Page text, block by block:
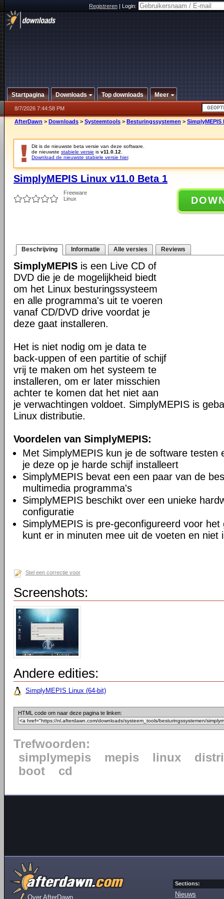
Registreren|Login:
Startpagina Downloads Top downloads Meer
8/7/2026 7:44:58 PM
AfterDawn > Downloads > Systeemtools > Besturingssystemen > SimplyMEPIS
Dit is de nieuwste beta versie van deze software.
de nieuwste stabiele versie is v11.0.12
Download de nieuwste stabiele versie hier.
SimplyMEPIS Linux v11.0 Beta 1
Freeware
Linux
Beschrijving Informatie Alle versies Reviews
SimplyMEPIS is een Live CD of
DVD die je de mogelijkheid biedt
om het Linux besturingssysteem
en alle programma's uit te voeren
vanaf CD/DVD drive voordat je
deze gaat installeren.
Het is niet nodig om je data te
back-uppen of een partitie of schijf
vrij te maken om het systeem te
installeren, om er later misschien
achter te komen dat het niet aan
je verwachtingen voldoet. SimplyMEPIS is
Linux distributie.
Voordelen van SimplyMEPIS:
Met SimplyMEPIS kun je de software testen
je deze op je harde schijf installeert
SimplyMEPIS bevat een een paar van de
multimedia programma's
SimplyMEPIS beschikt over een unieke
configuratie
SimplyMEPIS is pre-geconfigureerd voor
kunt er in minuten mee uit de voeten en niet
Stel een correctie voor
Screenshots:
Andere edities:
SimplyMEPIS Linux (64-bit)
HTML code om naar deze pagina te linken:
Trefwoorden:
simplymepis
mepis linux
boot
cd
Over AfterDawn
Sections:
Nieuws